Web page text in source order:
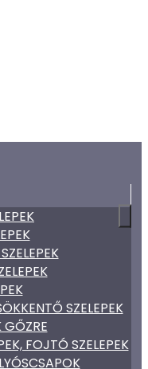
SZELEPEK
GŐZRE
FOJTÓ SZELEPEK